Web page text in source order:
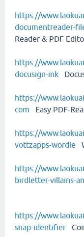
https://
documentreader-
Reader & PDF
https://
docusign-ink
https://
com Easy PDF-
https://
vottzapps-wordle
https://
birdletter-villains-
https://
snap-identifier